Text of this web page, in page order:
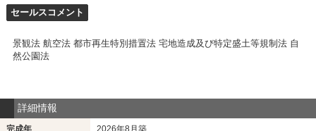
セールスコメント
景観法 航空法 都市再生特別措置法 宅地造成及び特定盛土等規制法 自
然公園法
詳細情報
完成年 2026年8月築